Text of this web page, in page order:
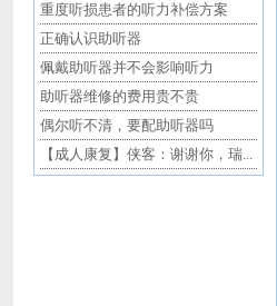
重度听损患者的听力补偿方案
正确认识助听器
佩戴助听器并不会影响听力
助听器维修的费用贵不贵
偶尔听不清，要配助听器吗
【成人康复】侠客：谢谢你，瑞...